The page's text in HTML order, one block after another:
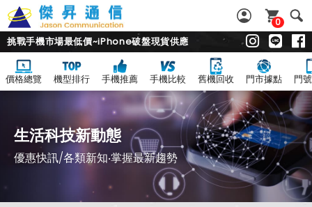
0
挑戰手機市場最低價~iPhone破盤現貨供應
價格總覽 機型排行 手機推薦 手機比較 舊機回收 門市據點 門
生活科技新動態
優惠快訊/各類新知‧掌握最新趨勢